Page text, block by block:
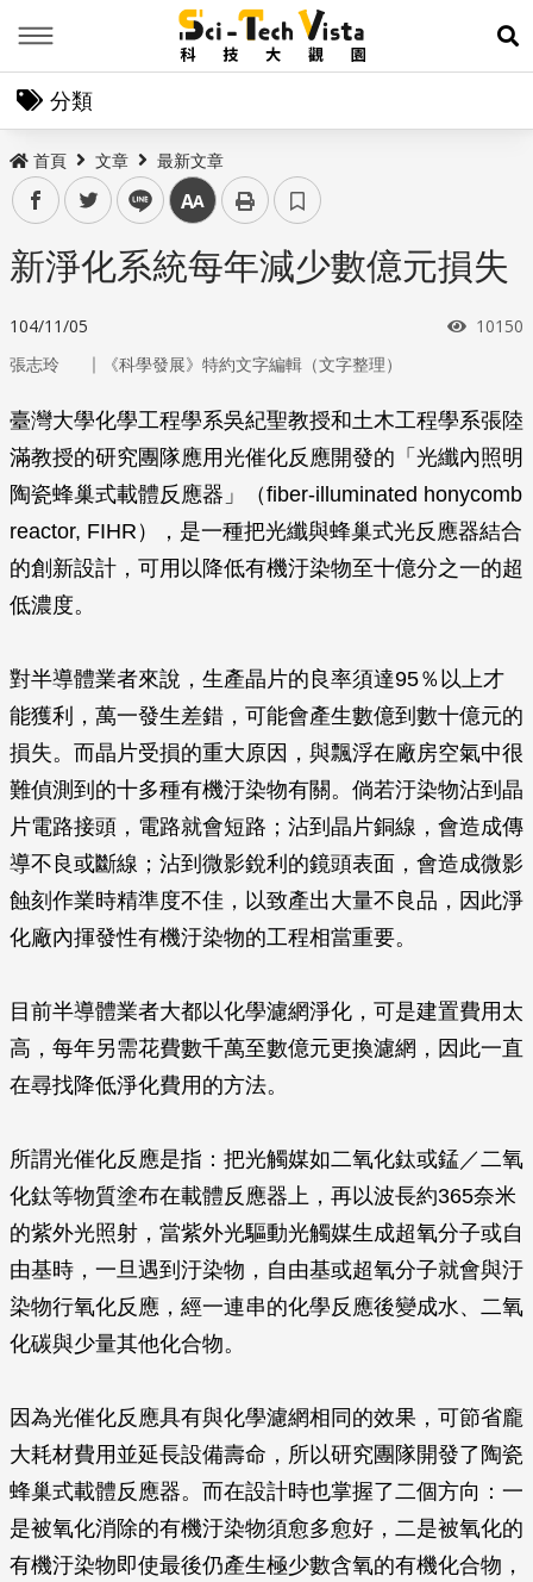
展
分類
首頁 文章 最新文章
facebooktwitter line 中
新淨化系統每年減少數億元損失
104/11/05 瀏覽次
10150
張志玲 ｜ 《科學發展》特約文字編輯（文字整理）
臺灣大學化學工程學系吳紀聖教授和土木工程學系張陸
滿教授的研究團隊應用光催化反應開發的「光纖內照明
陶瓷蜂巢式載體反應器」（fiber-illuminated honycomb
reactor, FIHR），是一種把光纖與蜂巢式光反應器結合
的創新設計，可用以降低有機汙染物至十億分之一的超
低濃度。
對半導體業者來說，生產晶片的良率須達95％以上才
能獲利，萬一發生差錯，可能會產生數億到數十億元的
損失。而晶片受損的重大原因，與飄浮在廠房空氣中很
難偵測到的十多種有機汙染物有關。倘若汙染物沾到晶
片電路接頭，電路就會短路；沾到晶片銅線，會造成傳
導不良或斷線；沾到微影銳利的鏡頭表面，會造成微影
蝕刻作業時精準度不佳，以致產出大量不良品，因此淨
化廠內揮發性有機汙染物的工程相當重要。
目前半導體業者大都以化學濾網淨化，可是建置費用太
高，每年另需花費數千萬至數億元更換濾網，因此一直
在尋找降低淨化費用的方法。
所謂光催化反應是指：把光觸媒如二氧化鈦或錳／二氧
化鈦等物質塗布在載體反應器上，再以波長約365奈米
的紫外光照射，當紫外光驅動光觸媒生成超氧分子或自
由基時，一旦遇到汙染物，自由基或超氧分子就會與汙
染物行氧化反應，經一連串的化學反應後變成水、二氧
化碳與少量其他化合物。
因為光催化反應具有與化學濾網相同的效果，可節省龐
大耗材費用並延長設備壽命，所以研究團隊開發了陶瓷
蜂巢式載體反應器。而在設計時也掌握了二個方向：一
是被氧化消除的有機汙染物須愈多愈好，二是被氧化的
有機汙染物即使最後仍產生極少數含氧的有機化合物，